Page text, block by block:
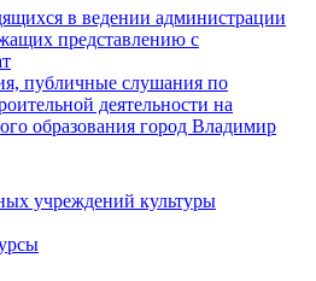
в ведении администрации
представлению с
публичные слушания по
деятельности на
образования город Владимир
учреждений культуры